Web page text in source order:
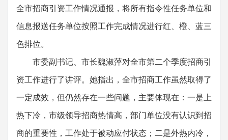
全市招商引资工作情况通报，将所有指令性任务单位和
信息报送任务单位按照工作完成情况进行红、橙、蓝三
色排位。
市委副书记、市长魏淑萍对全市第二个季度招商引
资工作进行了讲评。她指出，全市招商工作虽然取得了
一定成效，但仍然存在一些问题，主要体现在：一是上
热下冷，市级领导招商热情高，部门单位没有认识到招
商的重要性，工作处于被动应付状态；二是外热内冷，